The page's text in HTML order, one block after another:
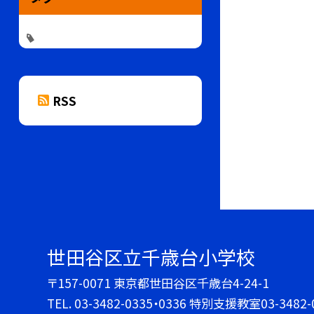
RSS
世田谷区立千歳台小学校
〒157-0071 東京都世田谷区千歳台4-24-1
TEL. 03-3482-0335・0336 特別支援教室03-